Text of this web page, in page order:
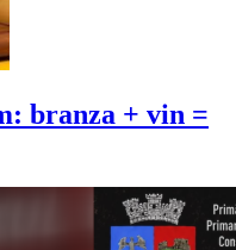
branza + vin =